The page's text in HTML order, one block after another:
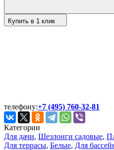
Купить в 1 клик
телефону:+7 (495) 760-32-81
Категории
Для дачи, Шезлонги садовые,
Для террасы, Белые, Для